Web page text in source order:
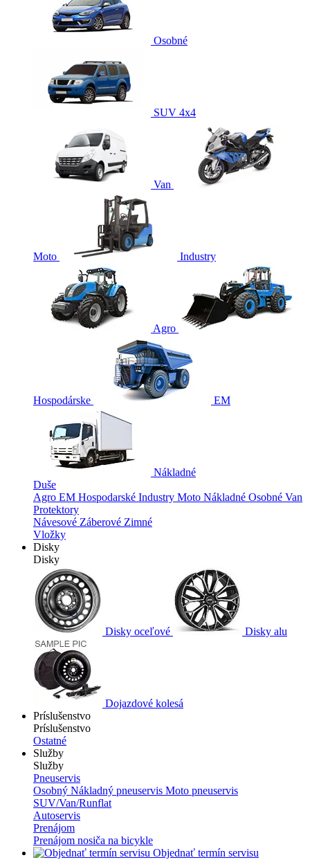
Osobné
SUV 4x4
Van
Moto Industry
Agro
Hospodárske EM
Nákladné
Duše
Agro EM Hospodarské Industry Moto Nákladné Osobné Van
Protektory
Návesové Záberové Zimné
Vložky
Disky
Disky
Disky oceľové Disky alu
Dojazdové kolesá
Príslušenstvo
Príslušenstvo
Ostatné
Služby
Služby
Pneuservis
Osobný Nákladný pneuservis Moto pneuservis
SUV/Van/Runflat
Autoservis
Prenájom
Prenájom nosiča na bicykle
Objednať termín servisu